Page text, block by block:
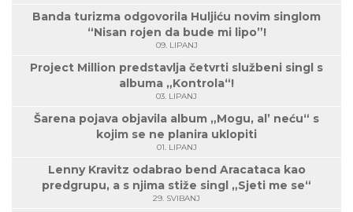
Banda turizma odgovorila Huljiću novim singlom
“Nisan rojen da bude mi lipo”!
09. LIPANJ
Project Million predstavlja četvrti službeni singl s
albuma „Kontrola“!
03. LIPANJ
Šarena pojava objavila album „Mogu, al’ neću“ s
kojim se ne planira uklopiti
01. LIPANJ
Lenny Kravitz odabrao bend Aracataca kao
predgrupu, a s njima stiže singl „Sjeti me se“
29. SVIBANJ